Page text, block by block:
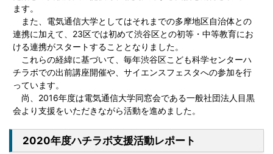
ます。
また、電気通信大学としてはそれまでの多摩地区自治体との
連携に加えて、23区では初めて渋谷区との初等・中等教育にお
ける連携がスタートすることとなりました。
これらの経緯に基づいて、毎年渋谷区こども科学センターハ
チラボでの出前講座開催や、サイエンスフェスタへの参加を行
っています。
尚、2016年度は電気通信大学同窓会である一般社団法人目黒
会より支援をいただきながら活動を進めました。
2020年度ハチラボ支援活動レポート